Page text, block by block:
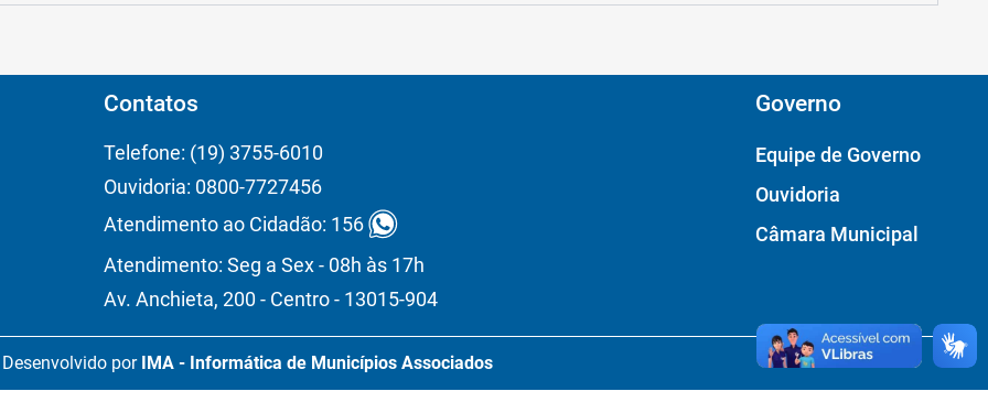
Contatos
Telefone: (19) 3755-6010
Ouvidoria: 0800-7727456
Atendimento ao Cidadão: 156
Atendimento: Seg a Sex - 08h às 17h
Av. Anchieta, 200 - Centro - 13015-904
Governo
Equipe de Governo
Ouvidoria
Câmara Municipal
Desenvolvido por IMA - Informática de Municípios Associados